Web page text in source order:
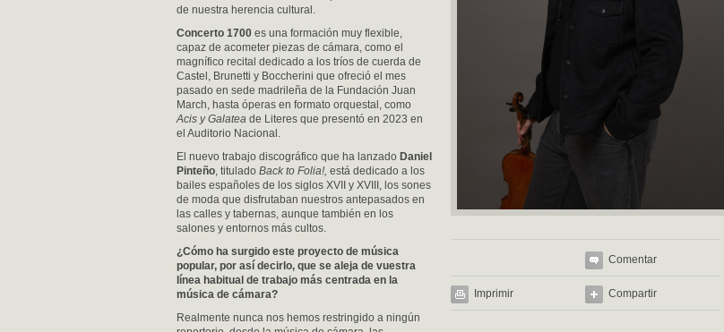
Comentar
Imprimir Compartir
de nuestra herencia cultural.
Concerto 1700 es una formación muy flexible,
capaz de acometer piezas de cámara, como el
magnífico recital dedicado a los tríos de cuerda de
Castel, Brunetti y Boccherini que ofreció el mes
pasado en sede madrileña de la Fundación Juan
March, hasta óperas en formato orquestal, como
Acis y Galatea de Literes que presentó en 2023 en
el Auditorio Nacional.
El nuevo trabajo discográfico que ha lanzado Daniel
Pinteño, titulado Back to Folia!, está dedicado a los
bailes españoles de los siglos XVII y XVIII, los sones
de moda que disfrutaban nuestros antepasados en
las calles y tabernas, aunque también en los
salones y entornos más cultos.
¿Cómo ha surgido este proyecto de música
popular, por así decirlo, que se aleja de vuestra
línea habitual de trabajo más centrada en la
música de cámara?
Realmente nunca nos hemos restringido a ningún